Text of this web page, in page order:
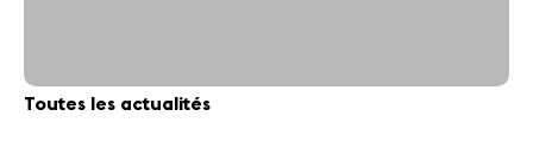
Toutes les actualités